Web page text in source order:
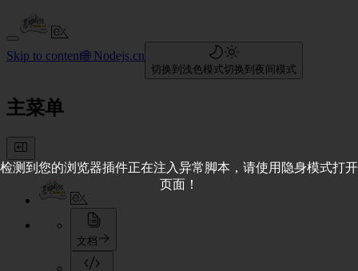
Skip to content🌐 Nodejs.cn
切换到浅色模式切换到夜间模式
主菜单
文档
检测到您的浏览器插件正在注入异常脚本，请使用隐身模式打开
页面！